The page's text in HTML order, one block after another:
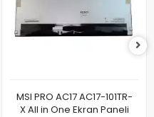
MSI PRO AC17 AC17-101TR-
X All in One Ekran Paneli